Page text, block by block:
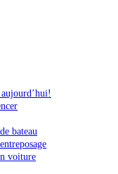
bateau
voiture